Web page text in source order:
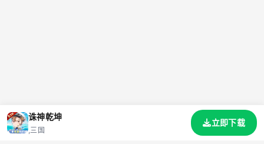
诛神乾坤
,三国
立即下载